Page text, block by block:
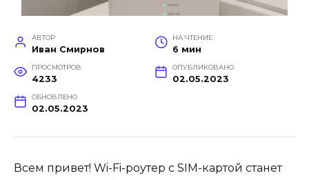
АВТОР
Иван Смирнов
НА ЧТЕНИЕ
6 мин
ПРОСМОТРОВ
4233
ОПУБЛИКОВАНО
02.05.2023
ОБНОВЛЕНО
02.05.2023
Всем привет! Wi-Fi-роутер с SIM-картой станет